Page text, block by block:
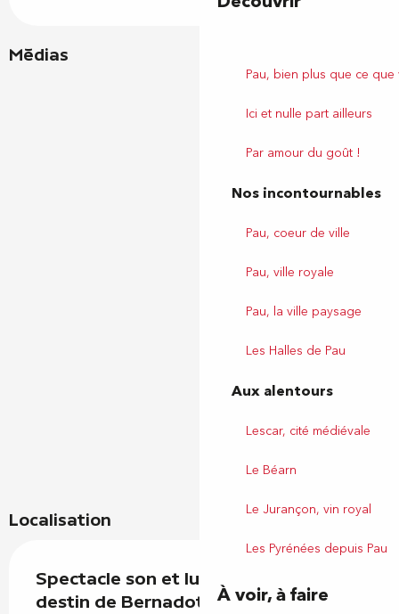
Pau, bien plus que ce
Ici et nulle part ailleurs
Par amour du goût !
Nos incontournables
Pau, coeur de ville
Pau, ville royale
Pau, la ville paysage
Les Halles de Pau
Aux alentours
Lescar, cité médiévale
Le Béarn
Le Jurançon, vin royal
Les Pyrénées depuis Pau
À voir, à faire
Médias
Localisation
Spectacle son et lumière: Le fabuleux
destin de Bernadotte